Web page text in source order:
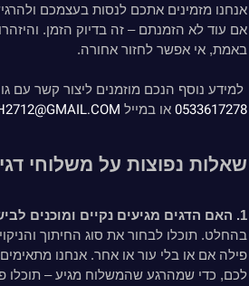
אנחנו מזמינים אתכם לנסות בעצמכם
אם עוד לא הזמנתם – זה בדיוק הזמן.
באמת, אי אפשר לחזור אחורה.
למידע נוסף הנכם מוזמנים ליצור קשר עם גו
0533617278 או במייל
שאלות נפוצות על משלוחי
1. האם הדגים מגיעים נקיים ומוכנים לבישול
בהחלט. תוכלו לבחור את סוג החיתוך
פילה אם או בלי עור או אחר. אנחנו
לכם, כדי שמהרגע שהמשלוח מגיע – תוכלו